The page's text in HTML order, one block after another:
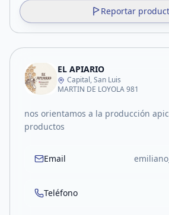
Reportar
EL APIARIO
Capital, San Luis
MARTIN DE LOYOLA 981
nos orientamos a la producción
productos
Email
Teléfono